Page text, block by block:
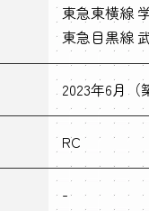
東急東横線
東急目黒線
2023年6月
RC
-